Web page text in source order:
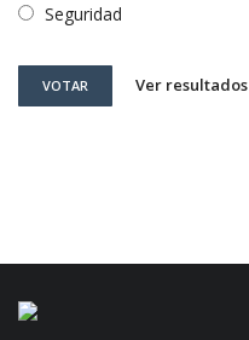
Seguridad
VOTAR Ver resultados